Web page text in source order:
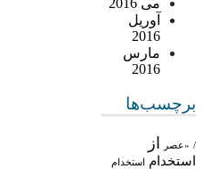
می 2016
آوریل
2016
مارس
2016
برچسب‌ها
/ «عصر از
استخدام استخدام